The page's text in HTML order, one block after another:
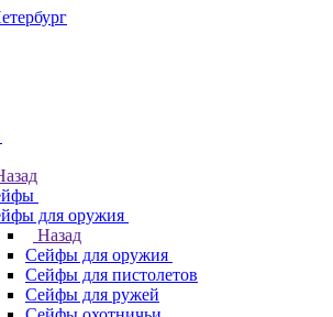
для оружия
Назад
Cейфы для оружия
Сейфы для пистолетов
Сейфы для ружей